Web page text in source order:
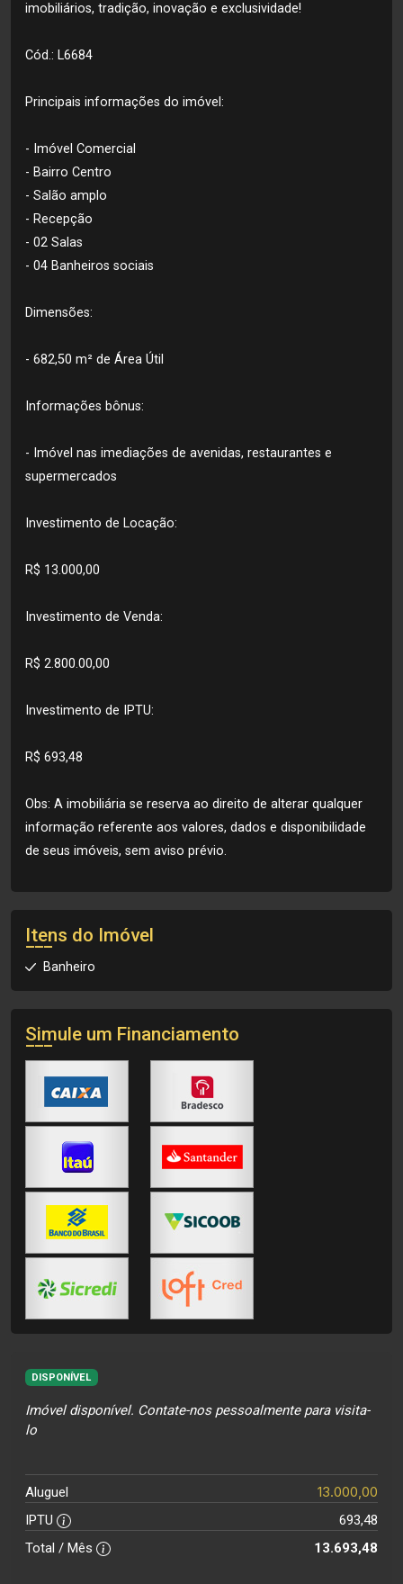
imobiliários, tradição, inovação e exclusividade!
Cód.: L6684
Principais informações do imóvel:
- Imóvel Comercial
- Bairro Centro
- Salão amplo
- Recepção
- 02 Salas
- 04 Banheiros sociais
Dimensões:
- 682,50 m² de Área Útil
Informações bônus:
- Imóvel nas imediações de avenidas, restaurantes e
supermercados
Investimento de Locação:
R$ 13.000,00
Investimento de Venda:
R$ 2.800.00,00
Investimento de IPTU:
R$ 693,48
Obs: A imobiliária se reserva ao direito de alterar qualquer
informação referente aos valores, dados e disponibilidade
de seus imóveis, sem aviso prévio.
Itens do Imóvel
Banheiro
Simule um Financiamento
DISPONÍVEL
Imóvel disponível. Contate-nos pessoalmente para visita-
lo
Aluguel 13.000,00
IPTU
693,48
Total / Mês
13.693,48